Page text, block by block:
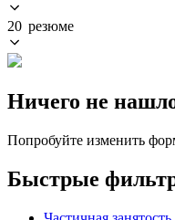
20 резюме
Ничего не
Попробуйте изменить
Быстрые